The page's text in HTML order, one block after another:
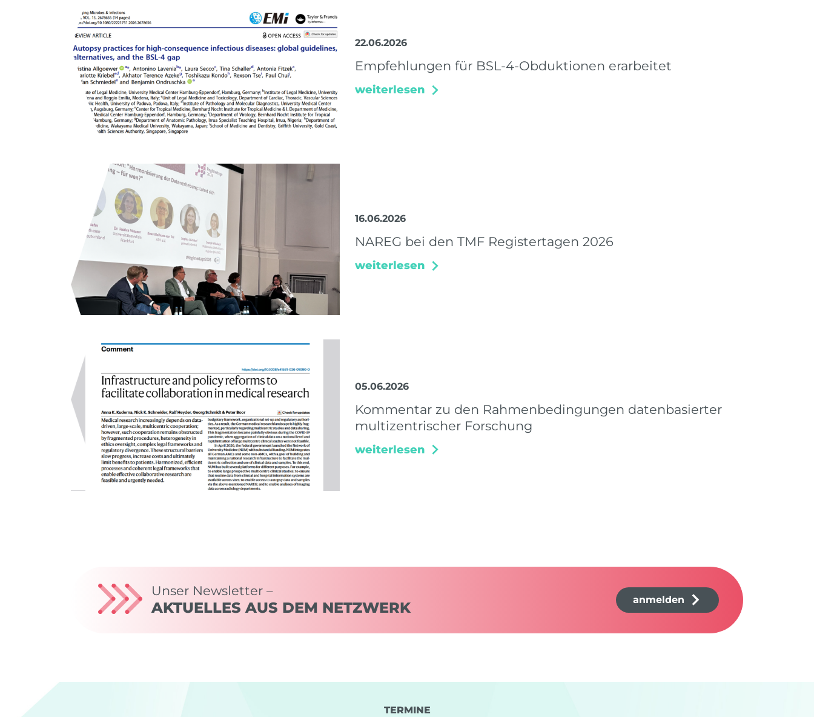
22.06.2026
Empfehlungen für BSL-4-Obduktionen erarbeitet
weiterlesen
16.06.2026
NAREG bei den TMF Registertagen 2026
weiterlesen
05.06.2026
Kommentar zu den Rahmenbedingungen datenbasierter
multizentrischer Forschung
weiterlesen
Unser Newsletter –
AKTUELLES AUS DEM NETZWERK anmelden
TERMINE